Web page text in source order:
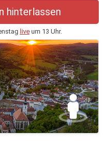
hinterlassen
liveum 13 Uhr.